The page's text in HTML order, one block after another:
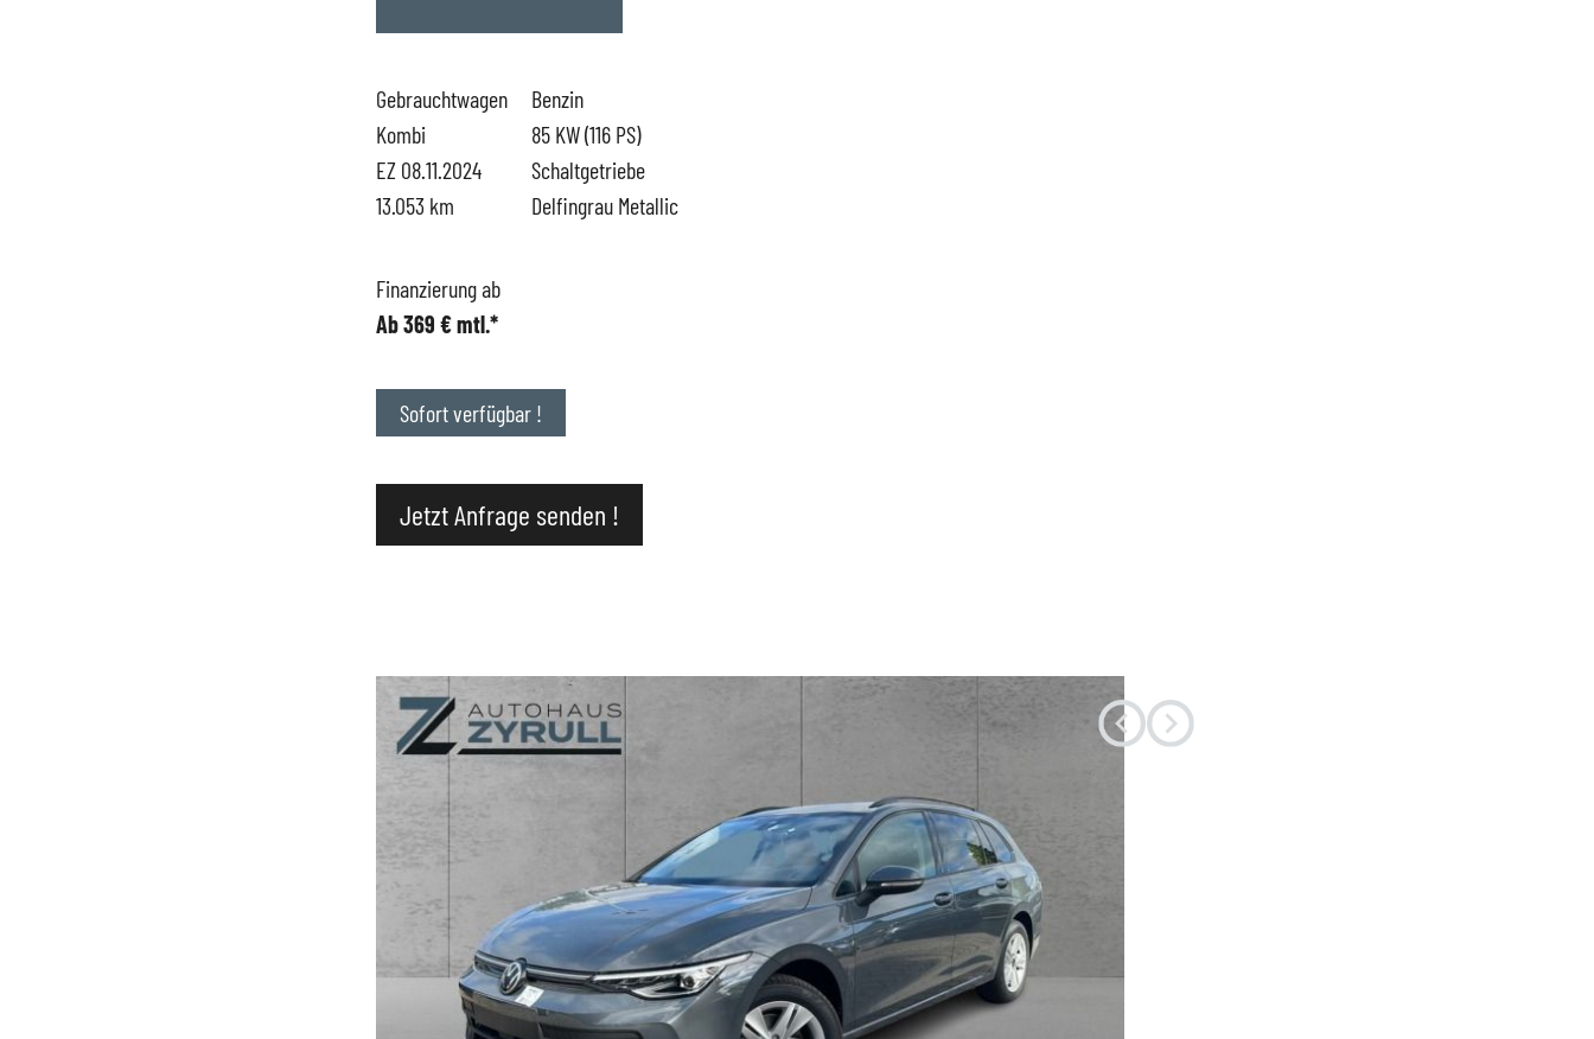
CUPRA
VW
VW Nutzfahrzeugservice
Probefahrt
News
Unternehmen
Karriere
Gebrauchtwagen
Kombi
EZ 08.11.2024
13.053 km
Benzin
85 KW (116 PS)
Schaltgetriebe
Delfingrau Metallic
Finanzierung ab
Ab 369 € mtl.*
Sofort verfügbar !
Jetzt Anfrage senden !